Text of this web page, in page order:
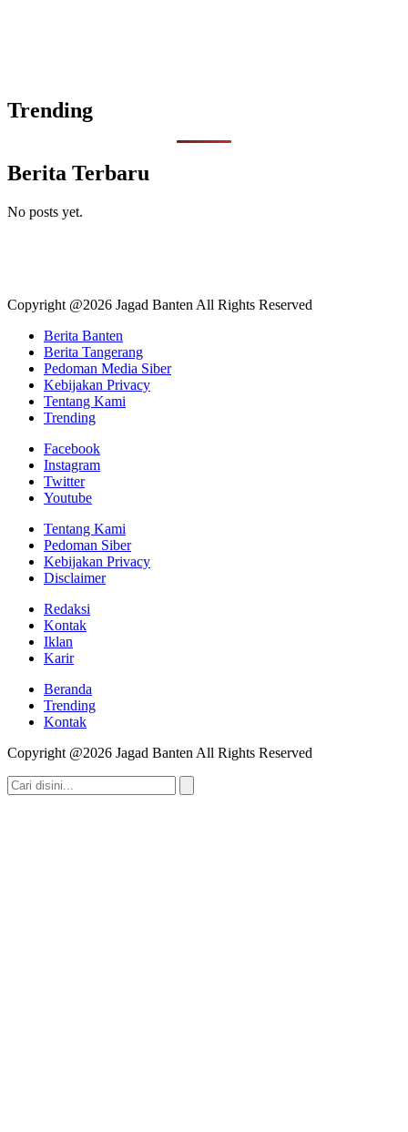
Trending
Berita Terbaru
No posts yet.
Copyright @2026 Jagad Banten All Rights Reserved
Berita Banten
Berita Tangerang
Pedoman Media Siber
Kebijakan Privacy
Tentang Kami
Trending
Facebook
Instagram
Twitter
Youtube
Tentang Kami
Pedoman Siber
Kebijakan Privacy
Disclaimer
Redaksi
Kontak
Iklan
Karir
Beranda
Trending
Kontak
Copyright @2026 Jagad Banten All Rights Reserved